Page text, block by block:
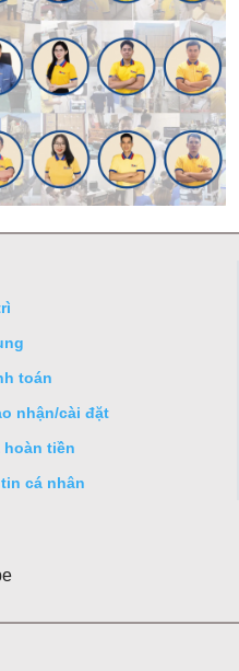
toán
nhận/cài đặt
hoàn tiền
cá nhân